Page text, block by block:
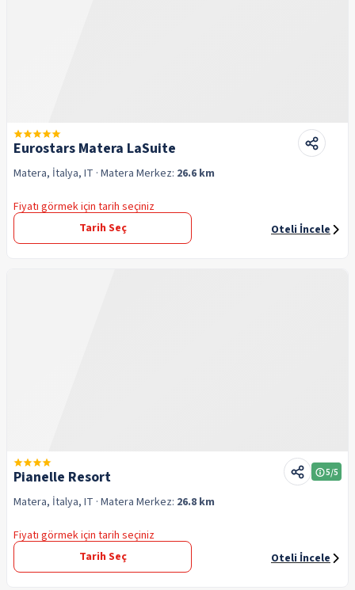
Eurostars Matera LaSuite
Matera, İtalya, IT · Matera Merkez: 26.6 km
Fiyatı görmek için tarih seçiniz
Tarih Seç
Oteli İncele
Pianelle Resort 5/5
Matera, İtalya, IT · Matera Merkez: 26.8 km
Fiyatı görmek için tarih seçiniz
Tarih Seç
Oteli İncele